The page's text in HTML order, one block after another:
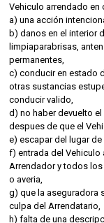
Vehiculo arrendado en
a) una acción
b) danos en el interior
limpiaparabrisas,
permanentes,
c) conducir en estado
otras sustancias
conducir valido,
d) no haber devuelto
despues de que el
e) escapar del lugar de
f) entrada del Vehiculo
Arrendador y todos
o averia,
g) que la aseguradora
culpa del Arrendatario,
h) falta de una